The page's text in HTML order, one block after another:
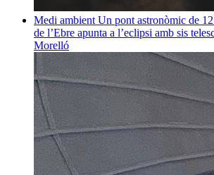
Medi ambient Un pont astronòmic de
de l’Ebre apunta a l’eclipsi amb sis
Morelló